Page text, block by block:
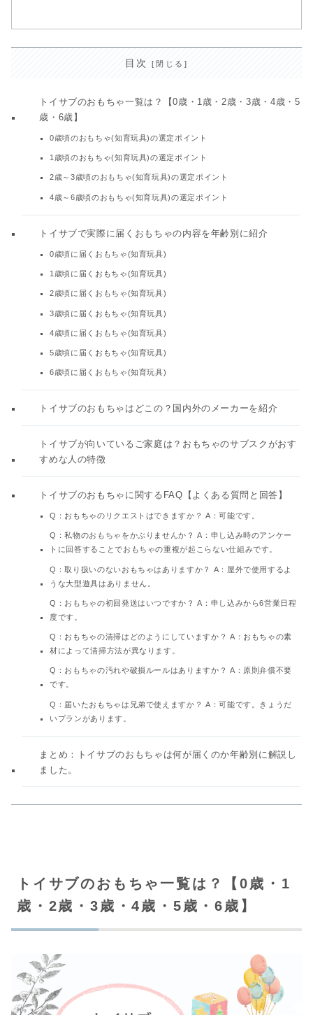
目次
トイサブのおもちゃ一覧は？【0歳・1歳・2歳・3歳・4歳・5
歳・6歳】
0歳頃のおもちゃ(知育玩具)の選定ポイント
1歳頃のおもちゃ(知育玩具)の選定ポイント
2歳～3歳頃のおもちゃ(知育玩具)の選定ポイント
4歳～6歳頃のおもちゃ(知育玩具)の選定ポイント
トイサブで実際に届くおもちゃの内容を年齢別に紹介
0歳頃に届くおもちゃ(知育玩具)
1歳頃に届くおもちゃ(知育玩具)
2歳頃に届くおもちゃ(知育玩具)
3歳頃に届くおもちゃ(知育玩具)
4歳頃に届くおもちゃ(知育玩具)
5歳頃に届くおもちゃ(知育玩具)
6歳頃に届くおもちゃ(知育玩具)
トイサブのおもちゃはどこの？国内外のメーカーを紹介
トイサブが向いているご家庭は？おもちゃのサブスクがおす
すめな人の特徴
トイサブのおもちゃに関するFAQ【よくある質問と回答】
Q：おもちゃのリクエストはできますか？ A：可能です。
Q：私物のおもちゃをかぶりませんか？ A：申し込み時のアンケー
トに回答することでおもちゃの重複が起こらない仕組みです。
Q：取り扱いのないおもちゃはありますか？ A：屋外で使用するよ
うな大型遊具はありません。
Q：おもちゃの初回発送はいつですか？ A：申し込みから6営業日程
度です。
Q：おもちゃの清掃はどのようにしていますか？ A：おもちゃの素
材によって清掃方法が異なります。
Q：おもちゃの汚れや破損ルールはありますか？ A：原則弁償不要
です。
Q：届いたおもちゃは兄弟で使えますか？ A：可能です。きょうだ
いプランがあります。
まとめ：トイサブのおもちゃは何が届くのか年齢別に解説し
ました。
トイサブのおもちゃ一覧は？【0歳・1
歳・2歳・3歳・4歳・5歳・6歳】